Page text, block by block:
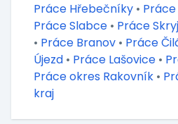
Práce Hřebečníky •
Práce Slabce • Práce
• Práce Branov • Práce
Újezd • Práce Lašovice •
Práce okres Rakovník •
kraj